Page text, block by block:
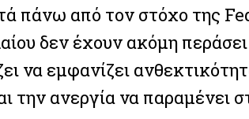
πάνω από τον στόχο της
δεν έχουν ακόμη
να εμφανίζει
την ανεργία να παραμένει